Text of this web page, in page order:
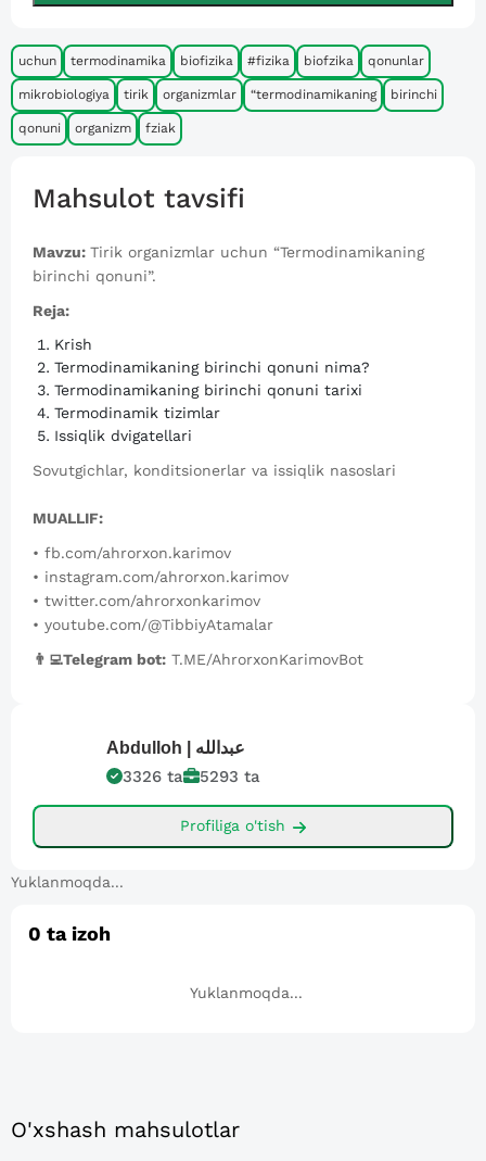
uchun termodinamika biofizika #fizika biofzika qonunlar
mikrobiologiya tirik organizmlar “termodinamikaning birinchi
qonuni organizm fziak
Mahsulot tavsifi
Mavzu: Tirik organizmlar uchun “Termodinamikaning
birinchi qonuni”.
Reja:
Krish
Termodinamikaning birinchi qonuni nima?
Termodinamikaning birinchi qonuni tarixi
Termodinamik tizimlar
Issiqlik dvigatellari
Sovutgichlar, konditsionerlar va issiqlik nasoslari
MUALLIF:
• fb.com/ahrorxon.karimov
• instagram.com/ahrorxon.karimov
• twitter.com/ahrorxonkarimov
• youtube.com/@TibbiyAtamalar
👨‍💻Telegram bot: T.ME/AhrorxonKarimovBot
Abdulloh | عبدالله
3326 ta 5293 ta
Profiliga o'tish
Yuklanmoqda...
0 ta izoh
Yuklanmoqda...
O'xshash mahsulotlar